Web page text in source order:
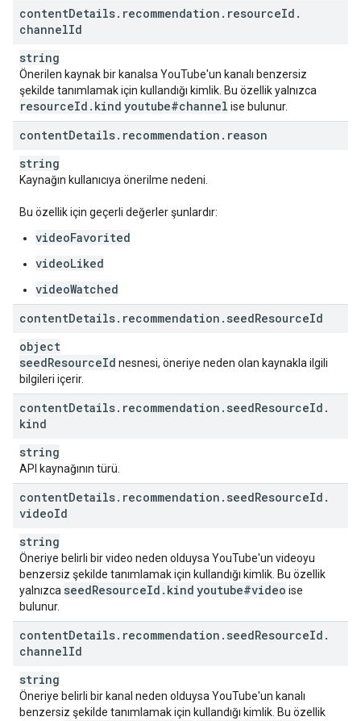
contentDetails. recommendation . resourceId .
channelId
string
Önerilen kaynak bir kanalsa YouTube'un kanalı benzersiz
şekilde tanımlamak için kullandığı kimlik. Bu özellik yalnızca
resourceId . kind youtube#channel ise bulunur.
contentDetails. recommendation . reason
string
Kaynağın kullanıcıya önerilme nedeni.
Bu özellik için geçerli değerler şunlardır:
videoFavorited
videoLiked
videoWatched
contentDetails. recommendation . seedResourceId
object
seedResourceId nesnesi, öneriye neden olan kaynakla ilgili
bilgileri içerir.
contentDetails. recommendation . seedResourceId .
kind
string
API kaynağının türü.
contentDetails. recommendation . seedResourceId .
videoId
string
Öneriye belirli bir video neden olduysa YouTube'un videoyu
benzersiz şekilde tanımlamak için kullandığı kimlik. Bu özellik
yalnızca seedResourceId . kind youtube#video ise
bulunur.
contentDetails. recommendation . seedResourceId .
channelId
string
Öneriye belirli bir kanal neden olduysa YouTube'un kanalı
benzersiz şekilde tanımlamak için kullandığı kimlik. Bu özellik